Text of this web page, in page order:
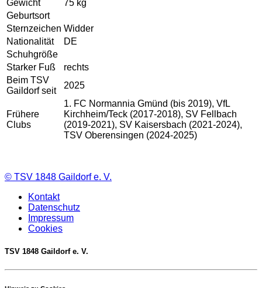
Gewicht
75 kg
Geburtsort
Sternzeichen Widder
Nationalität
DE
Schuhgröße
Starker Fuß
rechts
Beim TSV
Gaildorf seit
2025
Frühere
Clubs
1. FC Normannia Gmünd (bis 2019), VfL
Kirchheim/Teck (2017-2018), SV Fellbach
(2019-2021), SV Kaisersbach (2021-2024),
TSV Oberensingen (2024-2025)
© TSV 1848 Gaildorf e. V.
Kontakt
Datenschutz
Impressum
Cookies
TSV 1848 Gaildorf e. V.